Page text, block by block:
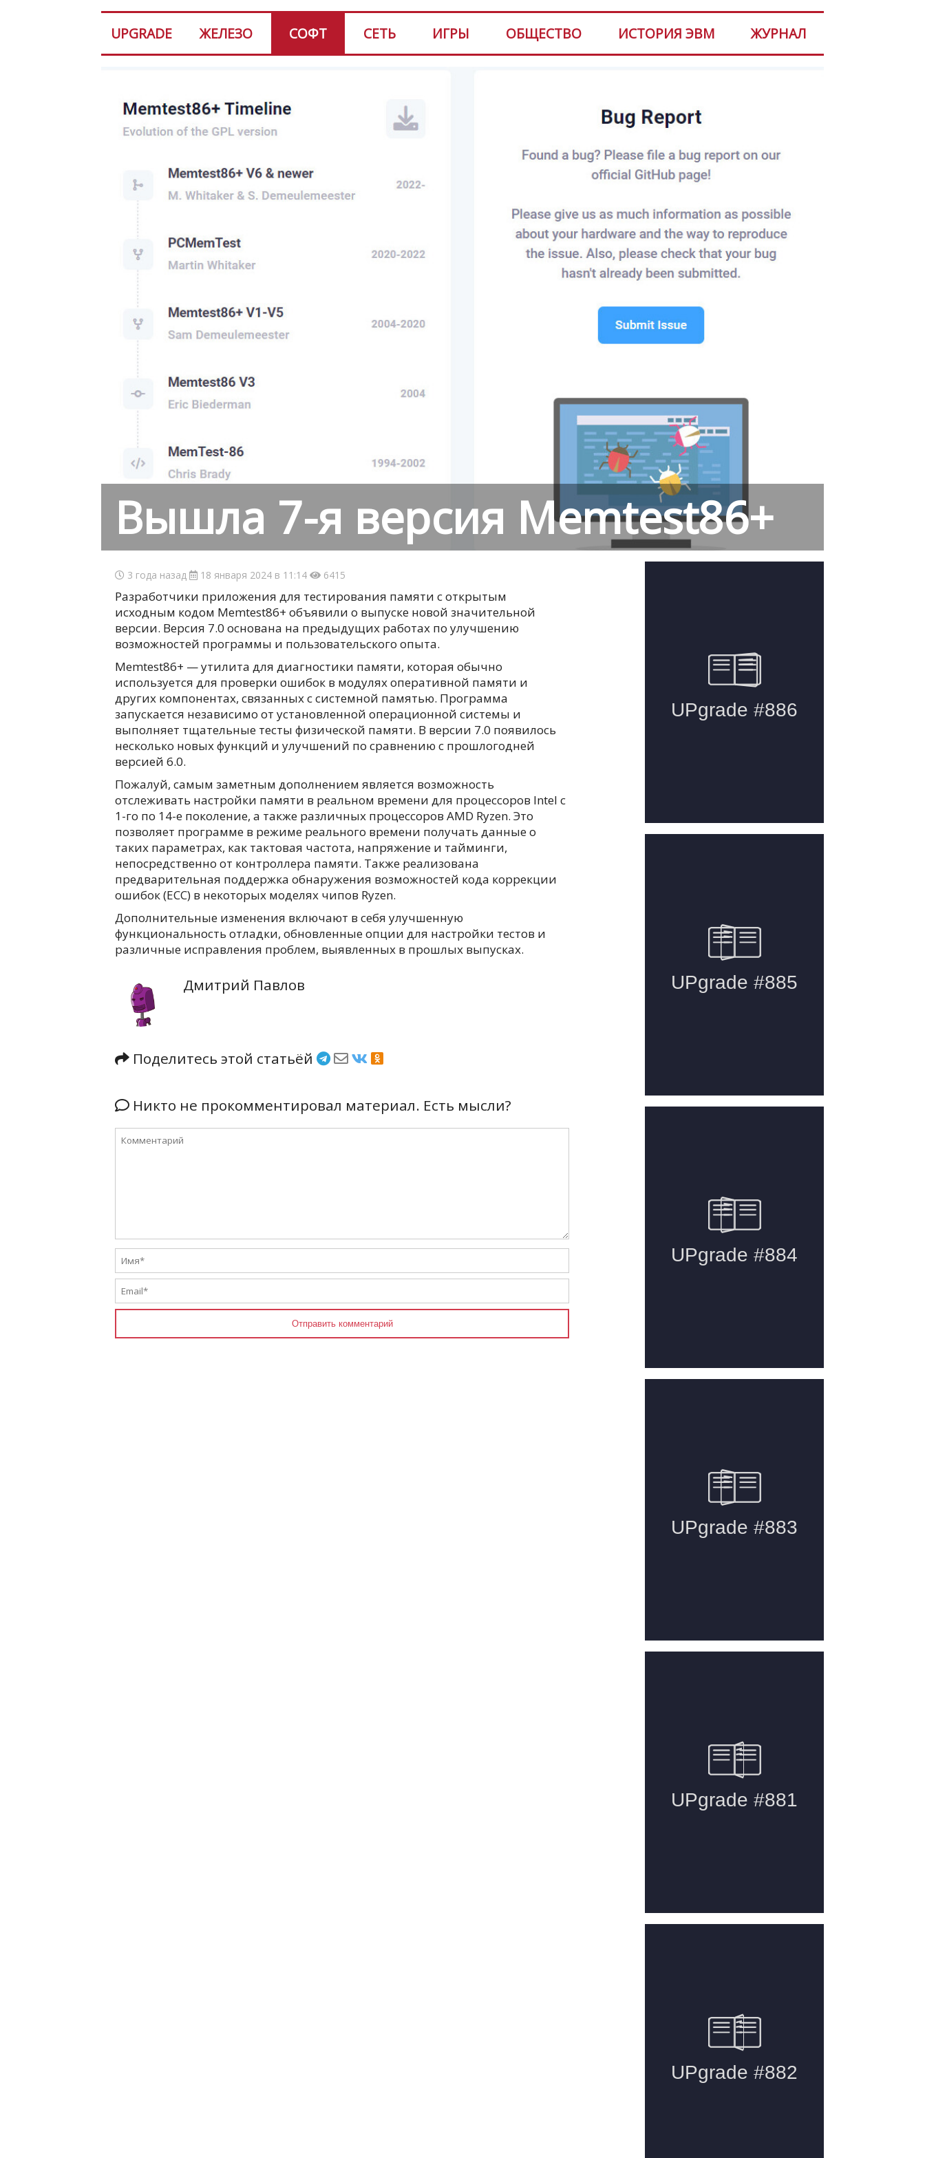
UPGRADE ЖЕЛЕЗО СОФТ СЕТЬ ИГРЫ ОБЩЕСТВО ИСТОРИЯ ЭВМ ЖУРНАЛ
Вышла 7-я версия Memtest86+
3 года назад 18 января 2024 в 11:14 6415
Разработчики приложения для тестирования памяти с открытым
исходным кодом Memtest86+ объявили о выпуске новой значительной
версии. Версия 7.0 основана на предыдущих работах по улучшению
возможностей программы и пользовательского опыта.
Memtest86+ — утилита для диагностики памяти, которая обычно
используется для проверки ошибок в модулях оперативной памяти и
других компонентах, связанных с системной памятью. Программа
запускается независимо от установленной операционной системы и
выполняет тщательные тесты физической памяти. В версии 7.0 появилось
несколько новых функций и улучшений по сравнению с прошлогодней
версией 6.0.
Пожалуй, самым заметным дополнением является возможность
отслеживать настройки памяти в реальном времени для процессоров Intel с
1-го по 14-е поколение, а также различных процессоров AMD Ryzen. Это
позволяет программе в режиме реального времени получать данные о
таких параметрах, как тактовая частота, напряжение и тайминги,
непосредственно от контроллера памяти. Также реализована
предварительная поддержка обнаружения возможностей кода коррекции
ошибок (ECC) в некоторых моделях чипов Ryzen.
Дополнительные изменения включают в себя улучшенную
функциональность отладки, обновленные опции для настройки тестов и
различные исправления проблем, выявленных в прошлых выпусках.
Дмитрий Павлов
Поделитесь этой статьёй
Никто не прокомментировал материал. Есть мысли?